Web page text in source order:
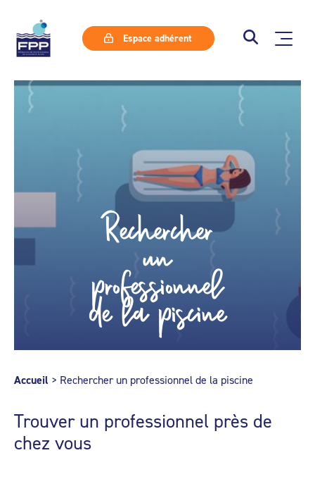
Espace adhérent
Rechercher
un
professionnel
de la piscine
Accueil > Rechercher un professionnel de la piscine
Trouver un professionnel près de
chez vous